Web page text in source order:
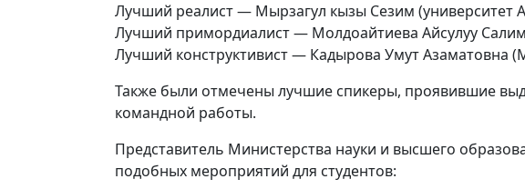
Лучший реалист — Мырзагул кызы Сезим (университет
Лучший примордиалист — Молдоайтиева Айсулуу
Лучший конструктивист — Кадырова Умут Азаматовна
Также были отмечены лучшие спикеры, проявившие
командной работы.
Представитель Министерства науки и высшего
подобных мероприятий для студентов: